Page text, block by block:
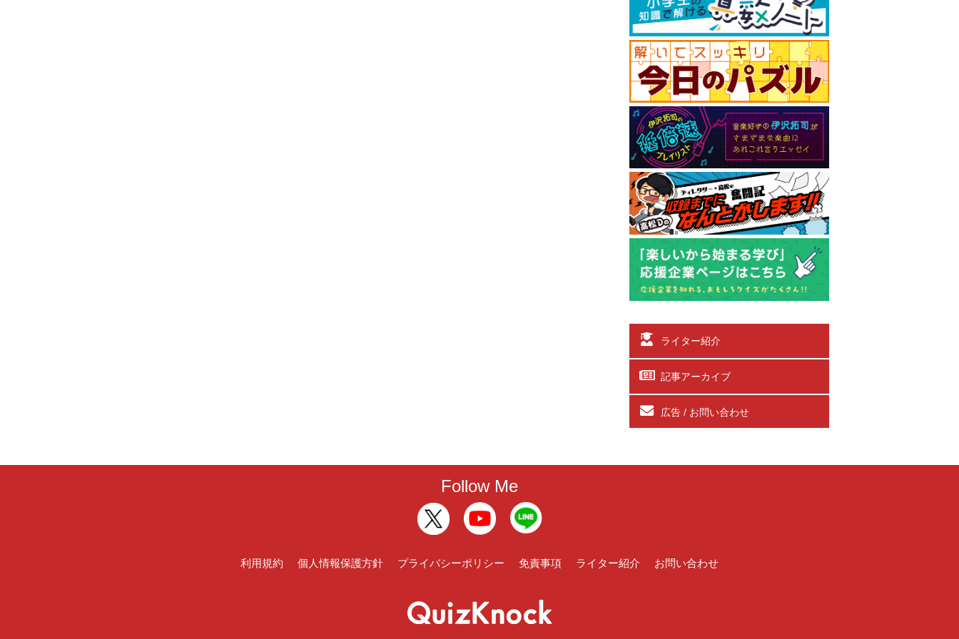
ライター紹介
記事アーカイブ
広告 / お問い合わせ
Follow Me
利用規約 個人情報保護方針 プライバシーポリシー 免責事項 ライター紹介 お問い合わせ